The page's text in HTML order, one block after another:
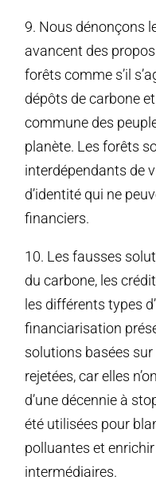
9. Nous dénonçons
avancent des
forêts comme s’il
dépôts de carbone
commune des
planète. Les forêts
interdépendants de
d’identité qui ne
financiers.
10. Les fausses
du carbone, les
les différents types
financiarisation
solutions basées
rejetées, car elles
d’une décennie à
été utilisées pour
polluantes et
intermédiaires.